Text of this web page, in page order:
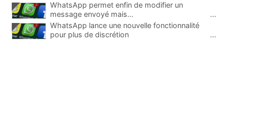
WhatsApp permet enfin de modifier un
message envoyé mais...
...
WhatsApp lance une nouvelle fonctionnalité
pour plus de discrétion
...